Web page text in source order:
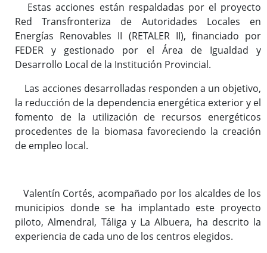
Estas acciones están respaldadas por el proyecto
Red Transfronteriza de Autoridades Locales en
Energías Renovables II (RETALER II), financiado por
FEDER y gestionado por el Área de Igualdad y
Desarrollo Local de la Institución Provincial.
Las acciones desarrolladas responden a un objetivo,
la reducción de la dependencia energética exterior y el
fomento de la utilización de recursos energéticos
procedentes de la biomasa favoreciendo la creación
de empleo local.
Valentín Cortés, acompañado por los alcaldes de los
municipios donde se ha implantado este proyecto
piloto, Almendral, Táliga y La Albuera, ha descrito la
experiencia de cada uno de los centros elegidos.